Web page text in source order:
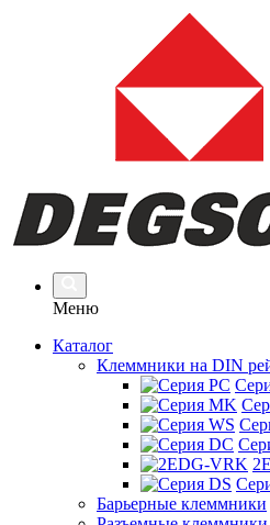
Меню
Каталог
Клеммники на DIN
Барьерные клеммники